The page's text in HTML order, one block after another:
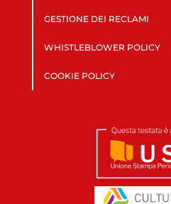
GESTIONE DEI RECLAMI
WHISTLEBLOWER POLICY
COOKIE POLICY